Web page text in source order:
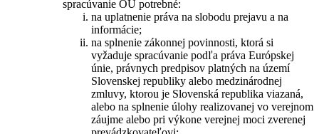
spracúvanie OÚ potrebné:
na uplatnenie práva na slobodu prejavu a na
informácie;
na splnenie zákonnej povinnosti, ktorá si
vyžaduje spracúvanie podľa práva Európskej
únie, právnych predpisov platných na území
Slovenskej republiky alebo medzinárodnej
zmluvy, ktorou je Slovenská republika viazaná,
alebo na splnenie úlohy realizovanej vo verejnom
záujme alebo pri výkone verejnej moci zverenej